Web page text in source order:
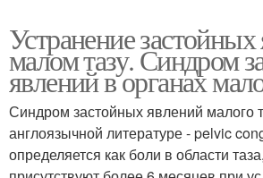
Устранение
малом тазу. Синдром
явлений в органах
Синдром застойных явлений малого
англоязычной литературе - pelvic
определяется как боли в области